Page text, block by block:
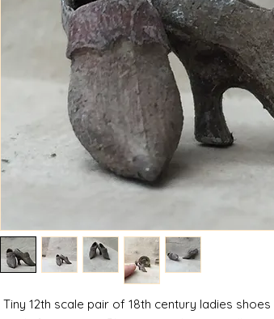
Tiny 12th scale pair of 18th century ladies